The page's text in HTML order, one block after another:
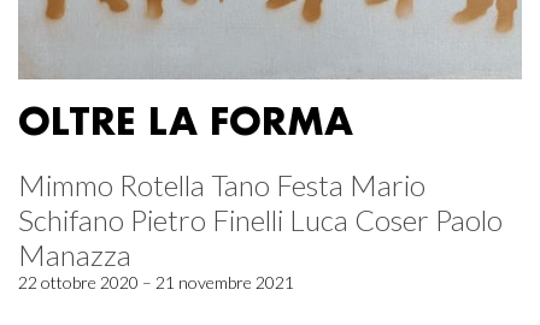
OLTRE LA FORMA
Mimmo Rotella Tano Festa Mario
Schifano Pietro Finelli Luca Coser Paolo
Manazza
22 ottobre 2020 – 21 novembre 2021